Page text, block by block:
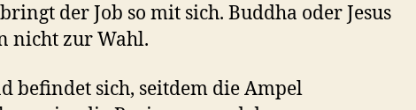
der Job so mit sich. Buddha oder Jesus
nicht zur Wahl.
befindet sich, seitdem die Ampel